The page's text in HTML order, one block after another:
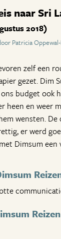
naar Sri
2018)
Patricia
zelf een
gezet. Dim
budget ook
heen en weer
wensten.
er werd
Dimsum een
Reizen